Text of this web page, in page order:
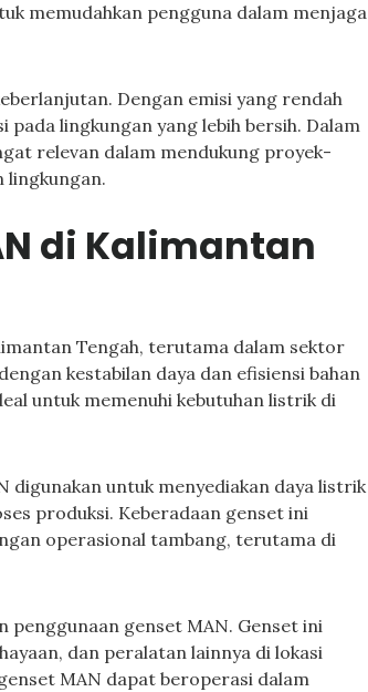
memudahkan pengguna dalam menjaga
Dengan emisi yang rendah
lingkungan yang lebih bersih. Dalam
relevan dalam mendukung proyek-
lingkungan.
di Kalimantan
Tengah, terutama dalam sektor
kestabilan daya dan efisiensi bahan
untuk memenuhi kebutuhan listrik di
untuk menyediakan daya listrik
produksi. Keberadaan genset ini
operasional tambang, terutama di
genset MAN. Genset ini
dan peralatan lainnya di lokasi
MAN dapat beroperasi dalam